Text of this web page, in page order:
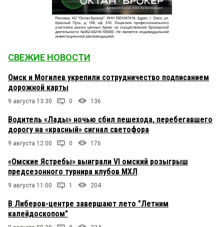
СВЕЖИЕ НОВОСТИ
Омск и Могилев укрепили сотрудничество подписанием
дорожной карты
9 августа 13:30 0 136
Водитель «Лады» ночью сбил пешехода, перебегавшего
дорогу на «красный» сигнал светофора
9 августа 12:00 0 176
«Омские Ястребы» выиграли VI омский розыгрыш
предсезонного турнира клубов МХЛ
9 августа 11:00 1 204
В Либеров-центре завершают лето "Летним
калейдоскопом"